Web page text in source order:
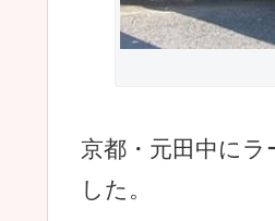
京都・元田中にラ
した。